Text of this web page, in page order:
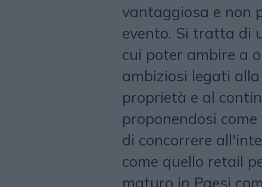
vantaggiosa e non
evento. Si tratta di
cui poter ambire a
ambiziosi legati
proprietà e al
proponendosi
di concorrere
come quello retail
maturo in Paesi